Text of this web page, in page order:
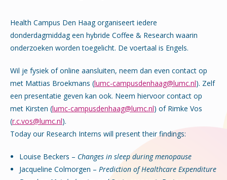
Health Campus Den Haag organiseert iedere
donderdagmiddag een hybride Coffee & Research waarin
onderzoeken worden toegelicht. De voertaal is Engels.
Wil je fysiek of online aansluiten, neem dan even contact op
met Mattias Broekmans (lumc-campusdenhaag@lumc.nl). Zelf
een presentatie geven kan ook. Neem hiervoor contact op
met Kirsten (lumc-campusdenhaag@lumc.nl) of Rimke Vos
(r.c.vos@lumc.nl).
Today our Research Interns will present their findings:
Louise Beckers – Changes in sleep during menopause
Jacqueline Colmorgen –Prediction of Healthcare Expenditure